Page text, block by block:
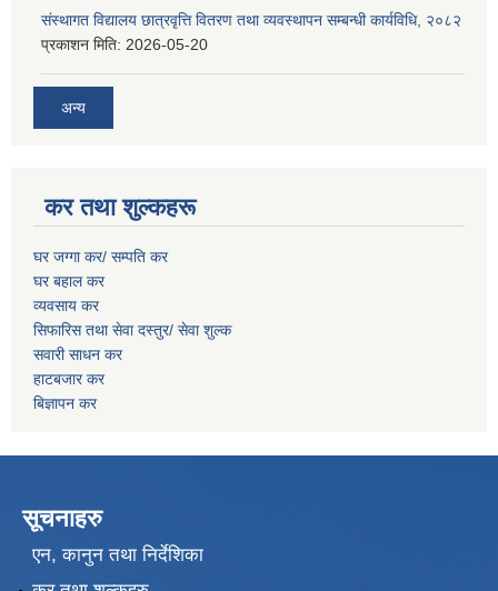
संस्थागत विद्यालय छात्रवृत्ति वितरण तथा व्यवस्थापन सम्बन्धी कार्यविधि, २०८२
प्रकाशन मिति: 2026-05-20
अन्य
कर तथा शुल्कहरू
घर जग्गा कर/ सम्पति कर
घर बहाल कर
व्यवसाय कर
सिफारिस तथा सेवा दस्तुर/ सेवा शुल्क
सवारी साधन कर
हाटबजार कर
बिज्ञापन कर
सूचनाहरु
एन, कानुन तथा निर्देशिका